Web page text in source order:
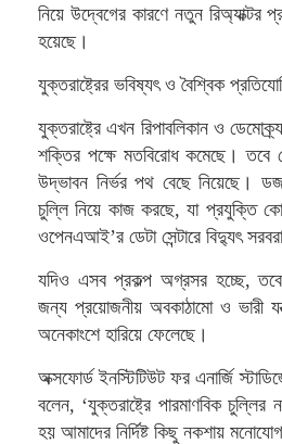
নিয়ে উদ্বেগের কারণে নতুন রিঅ্যাক্টর
হয়েছে।
যুক্তরাষ্ট্রের ভবিষ্যৎ ও বৈশ্বিক
যুক্তরাষ্ট্রে এখন রিপাবলিকান ও
শক্তির পক্ষে মতবিরোধ কমেছে। তবে
উদ্ভাবন নির্ভর পথ বেছে নিয়েছে।
চুল্লি নিয়ে কাজ করছে, যা প্রযুক্তি
ওপেনএআই’র ডেটা সেন্টারে বিদ্যুৎ
যদিও এসব প্রকল্প অগ্রসর হচ্ছে, তবে
জন্য প্রয়োজনীয় অবকাঠামো ও ভারী
অনেকাংশে হারিয়ে ফেলেছে।
অক্সফোর্ড ইনস্টিটিউট ফর এনার্জি
বলেন, ‘যুক্তরাষ্ট্রে পারমাণবিক
হয় আমাদের নির্দিষ্ট কিছু নকশায়